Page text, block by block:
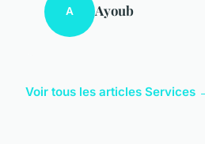
A Ayoub
Voir tous les articles Services